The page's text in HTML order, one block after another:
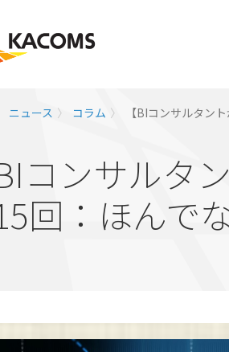
ニュース コラム 【BIコンサルタン
BIコンサルタ
回：ほんで